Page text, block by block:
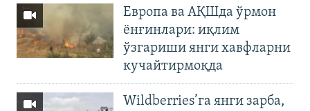
Европа ва АҚШда ўрмон
ёнғинлари: иқлим
ўзгариши янги хавфларни
кучайтирмоқда
Wildberries’га янги зарба,